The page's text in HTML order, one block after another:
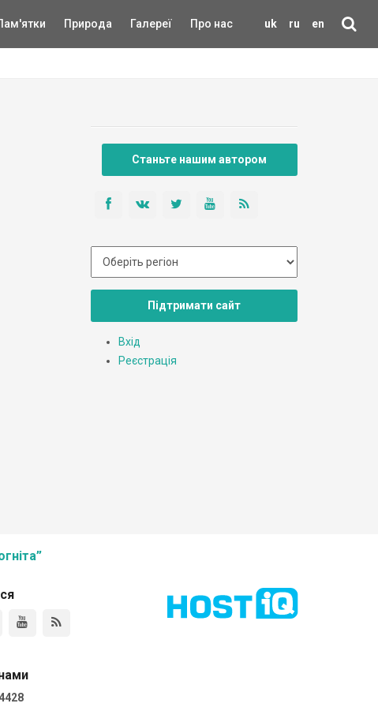
uk ru en
Природа Галереї Про нас
Станьте нашим автором
Підтримати сайт
Вхід
Реєстрація